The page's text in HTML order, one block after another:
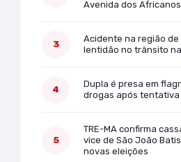
Avenida dos Africanos
Acidente na região de
lentidão no trânsito
Dupla é presa em
drogas após tentativa
TRE-MA confirma
vice de São João
novas eleições